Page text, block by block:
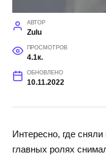
АВТОР
Zulu
ПРОСМОТРОВ
4.1к.
ОБНОВЛЕНО
10.11.2022
Интересно, где
главных ролях